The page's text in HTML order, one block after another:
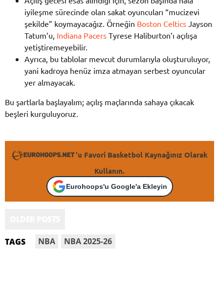
iyileşme sürecinde olan sakat oyuncuları “mucizevi
şekilde” koymayacağız. Örneğin Boston Celtics Jayson
Tatum’u, Indiana Pacers Tyrese Haliburton’ı açılışa
yetiştiremeyebilir.
Ayrıca, bu tablolar mevcut durumlarıyla oluşturuluyor,
yani kadroya henüz imza atmayan serbest oyuncular
yer almayacak.
Bu şartlarla başlayalım; açılış maçlarında sahaya çıkacak
beşleri kurguluyoruz.
'u Favori Basketbol Kaynağınız Olarak
Kullanın.
Eurohoops'u Google'a Ekleyin
TAGS NBA NBA 2025-26